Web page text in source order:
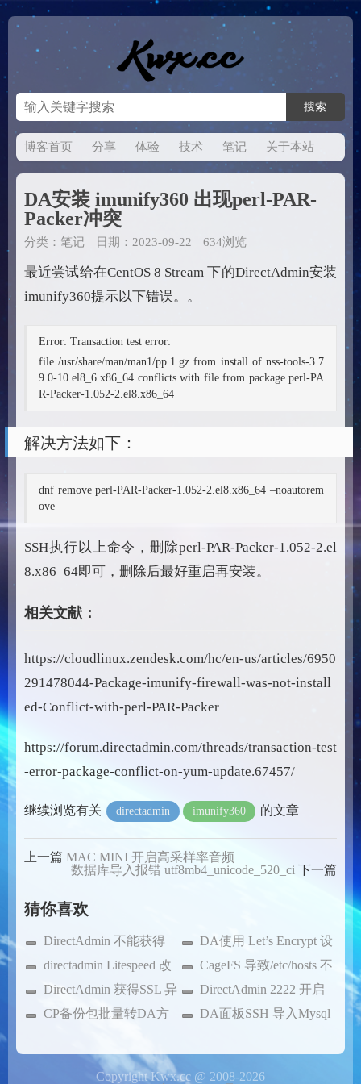
博客首页 分享 体验 技术 笔记 关于本站
DA安装 imunify360 出现perl-PAR-
Packer冲突
分类： 笔记 日期：2023-09-22 634浏览
最近尝试给在CentOS 8 Stream 下的DirectAdmin安装
imunify360提示以下错误。。
Error: Transaction test error:
file /usr/share/man/man1/pp.1.gz from install of nss-tools-3.7
9.0-10.el8_6.x86_64 conflicts with file from package perl-PA
R-Packer-1.052-2.el8.x86_64
解决方法如下：
dnf remove perl-PAR-Packer-1.052-2.el8.x86_64 –noautorem
ove
SSH执行以上命令，删除perl-PAR-Packer-1.052-2.el
8.x86_64即可，删除后最好重启再安装。
相关文献：
https://cloudlinux.zendesk.com/hc/en-us/articles/6950
291478044-Package-imunify-firewall-was-not-install
ed-Conflict-with-perl-PAR-Packer
https://forum.directadmin.com/threads/transaction-test
-error-package-conflict-on-yum-update.67457/
继续浏览有关 directadmin imunify360 的文章
上一篇 MAC MINI 开启高采样率音频
数据库导入报错 utf8mb4_unicode_520_ci 下一篇
猜你喜欢
DirectAdmin 不能获得
license
DA使用 Let’s Encrypt 设
置免费SSL故障
directadmin Litespeed 改
Apache 后无法启动问题
CageFS 导致/etc/hosts 不
生效
DirectAdmin 获得SSL 异
常处理办法
DirectAdmin 2222 开启
SSL
CP备份包批量转DA方
DA面板SSH 导入Mysql
Copyright Kwx.cc @ 2008-2026